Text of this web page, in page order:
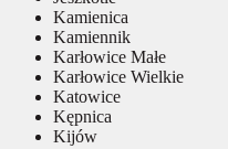
Kamienica
Kamiennik
Karłowice Małe
Karłowice Wielkie
Katowice
Kępnica
Kijów